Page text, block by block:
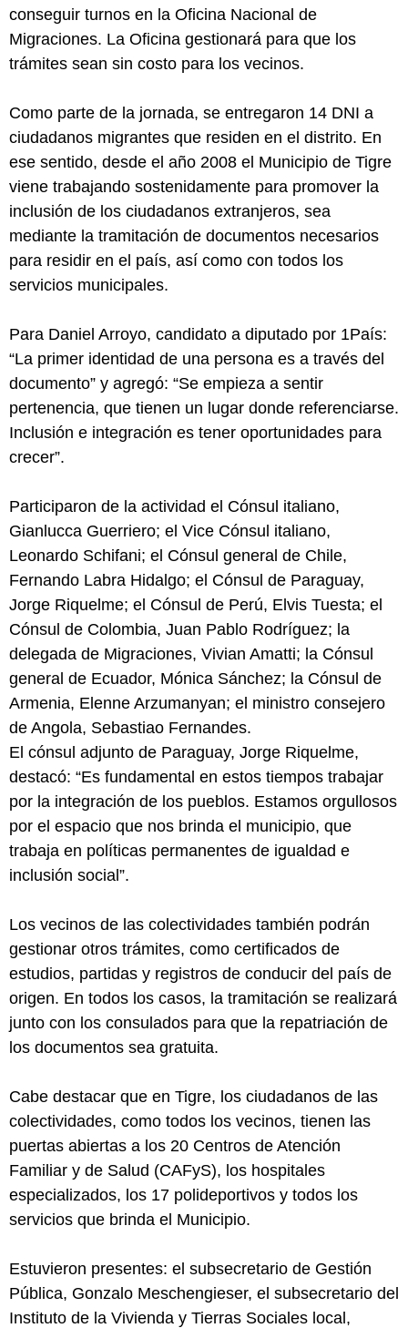
conseguir turnos en la Oficina Nacional de
Migraciones. La Oficina gestionará para que los
trámites sean sin costo para los vecinos.
Como parte de la jornada, se entregaron 14 DNI a
ciudadanos migrantes que residen en el distrito. En
ese sentido, desde el año 2008 el Municipio de Tigre
viene trabajando sostenidamente para promover la
inclusión de los ciudadanos extranjeros, sea
mediante la tramitación de documentos necesarios
para residir en el país, así como con todos los
servicios municipales.
Para Daniel Arroyo, candidato a diputado por 1País:
“La primer identidad de una persona es a través del
documento” y agregó: “Se empieza a sentir
pertenencia, que tienen un lugar donde referenciarse.
Inclusión e integración es tener oportunidades para
crecer”.
Participaron de la actividad el Cónsul italiano,
Gianlucca Guerriero; el Vice Cónsul italiano,
Leonardo Schifani; el Cónsul general de Chile,
Fernando Labra Hidalgo; el Cónsul de Paraguay,
Jorge Riquelme; el Cónsul de Perú, Elvis Tuesta; el
Cónsul de Colombia, Juan Pablo Rodríguez; la
delegada de Migraciones, Vivian Amatti; la Cónsul
general de Ecuador, Mónica Sánchez; la Cónsul de
Armenia, Elenne Arzumanyan; el ministro consejero
de Angola, Sebastiao Fernandes.
El cónsul adjunto de Paraguay, Jorge Riquelme,
destacó: “Es fundamental en estos tiempos trabajar
por la integración de los pueblos. Estamos orgullosos
por el espacio que nos brinda el municipio, que
trabaja en políticas permanentes de igualdad e
inclusión social”.
Los vecinos de las colectividades también podrán
gestionar otros trámites, como certificados de
estudios, partidas y registros de conducir del país de
origen. En todos los casos, la tramitación se realizará
junto con los consulados para que la repatriación de
los documentos sea gratuita.
Cabe destacar que en Tigre, los ciudadanos de las
colectividades, como todos los vecinos, tienen las
puertas abiertas a los 20 Centros de Atención
Familiar y de Salud (CAFyS), los hospitales
especializados, los 17 polideportivos y todos los
servicios que brinda el Municipio.
Estuvieron presentes: el subsecretario de Gestión
Pública, Gonzalo Meschengieser, el subsecretario del
Instituto de la Vivienda y Tierras Sociales local,